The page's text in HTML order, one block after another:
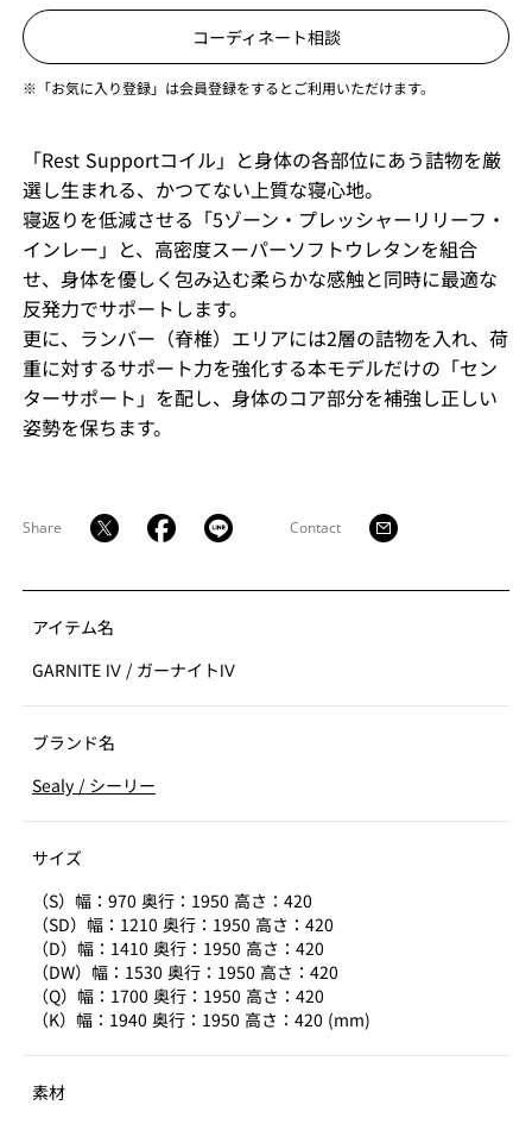
コーディネート相談
※「お気に入り登録」は会員登録をするとご利用いただけます。
「Rest Supportコイル」と身体の各部位にあう詰物を厳
選し生まれる、かつてない上質な寝心地。
寝返りを低減させる「5ゾーン・プレッシャーリリーフ・
インレー」と、高密度スーパーソフトウレタンを組合
せ、身体を優しく包み込む柔らかな感触と同時に最適な
反発力でサポートします。
更に、ランバー（脊椎）エリアには2層の詰物を入れ、荷
重に対するサポート力を強化する本モデルだけの「セン
ターサポート」を配し、身体のコア部分を補強し正しい
姿勢を保ちます。
Share Contact
アイテム名
GARNITE Ⅳ / ガーナイトⅣ
ブランド名
Sealy / シーリー
サイズ
（S）幅：970 奥行：1950 高さ：420
（SD）幅：1210 奥行：1950 高さ：420
（D）幅：1410 奥行：1950 高さ：420
（DW）幅：1530 奥行：1950 高さ：420
（Q）幅：1700 奥行：1950 高さ：420
（K）幅：1940 奥行：1950 高さ：420 (mm)
素材